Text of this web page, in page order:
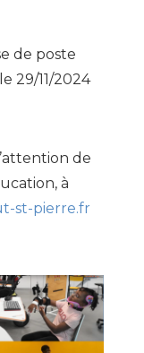
de poste
29/11/2024
de
à
st-pierre.fr